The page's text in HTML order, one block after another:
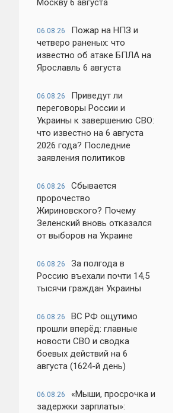
Москву 6 августа
06.08.26
Пожар на НПЗ и
четверо раненых: что
известно об атаке БПЛА на
Ярославль 6 августа
06.08.26
Приведут ли
переговоры России и
Украины к завершению СВО:
что известно на 6 августа
2026 года? Последние
заявления политиков
06.08.26
Сбывается
пророчество
Жириновского? Почему
Зеленский вновь отказался
от выборов на Украине
06.08.26
За полгода в
Россию въехали почти 14,5
тысячи граждан Украины
06.08.26
ВС РФ ощутимо
прошли вперёд: главные
новости СВО и сводка
боевых действий на 6
августа (1624-й день)
06.08.26
«Мыши, просрочка и
задержки зарплаты»: